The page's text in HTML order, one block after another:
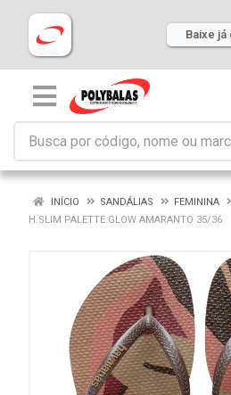
Baixe já
INÍCIO SANDÁLIAS
FEMININA
H.SLIM PALETTE GLOW AMARANTO 35/36